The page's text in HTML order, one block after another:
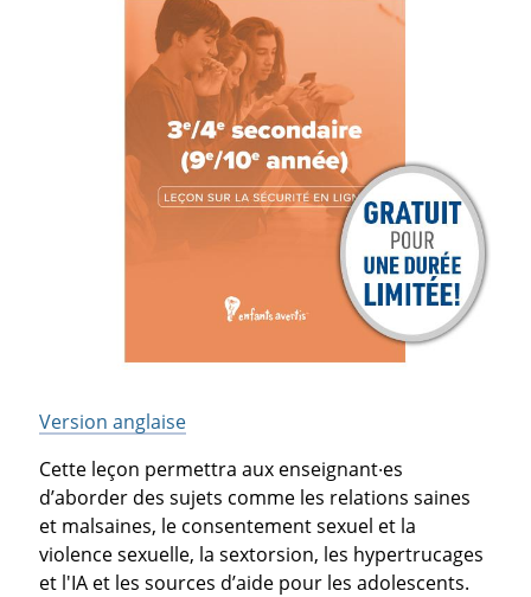
Version anglaise
Cette leçon permettra aux enseignant·es
d’aborder des sujets comme les relations saines
et malsaines, le consentement sexuel et la
violence sexuelle, la sextorsion, les hypertrucages
et l'IA et les sources d’aide pour les adolescents.